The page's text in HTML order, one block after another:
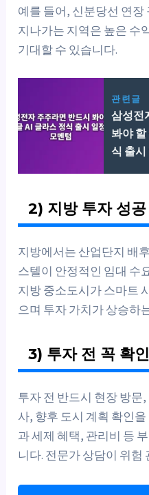
예를 들어, 신분당선 연장
지나가는 지역은 높은 수
기대할 수 있습니다.
관련글
삼성전
봐야 할
식 출
2) 지방 투자 성공
지방에서는 산업단지 배
스텔이 안정적인 임대 수
지방 중소도시가 스마트
으며 투자 가치가 상승하
3) 투자 전 꼭 확
투자 전 반드시 현장 방문
사, 향후 도시 계획 확인
과 세제 혜택, 관리비 등
니다. 전문가 상담이 위험